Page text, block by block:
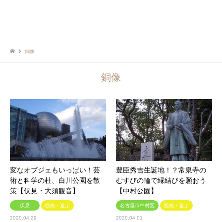
銅像
銅像
変なオブジェもいっぱい！芸
術と科学の杜、白川公園を散
策【伏見・大須観音】
伏見 観光・遊ぶ
2020.04.29
豊臣秀吉生誕地！？常泉寺の
むすびの輪で縁結びを願おう
【中村公園】
名古屋市中村区 観光・遊ぶ
2020.04.01